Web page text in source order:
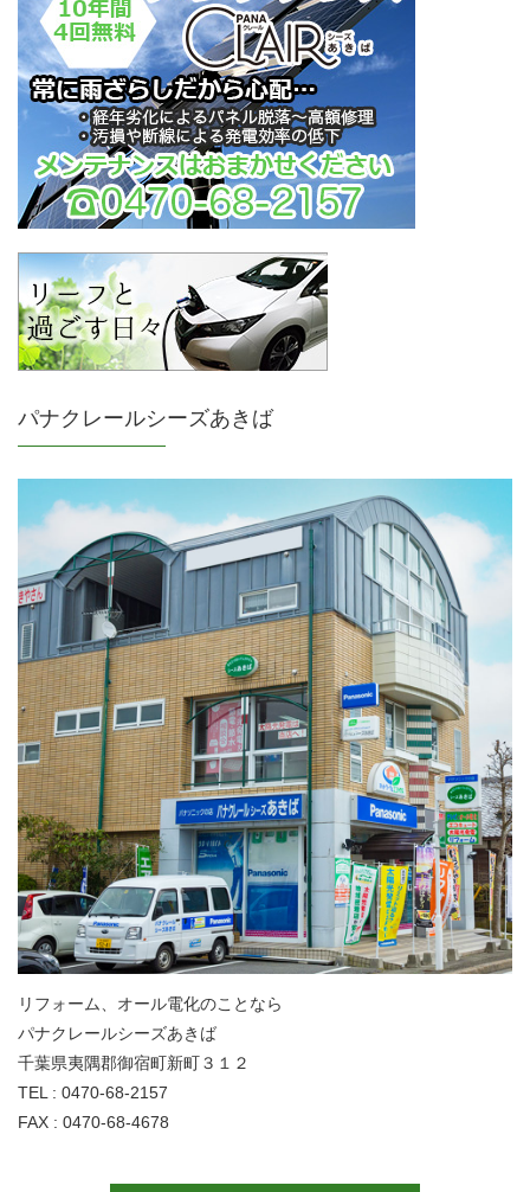
パナクレールシーズあきば
リフォーム、オール電化のことなら
パナクレールシーズあきば
千葉県夷隅郡御宿町新町３１２
TEL : 0470-68-2157
FAX : 0470-68-4678